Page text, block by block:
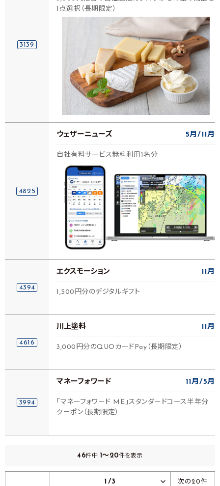
3139
1点選択（長期限定）
4825
ウェザーニューズ 5月 11月
自社有料サービス無料利用1名分
4394
エクスモーション 11月
1,500円分のデジタルギフト
4616
川上塗料 11月
3,000円分のQUOカードPay（長期限定）
3994
マネーフォワード 11月 5月
「マネーフォワード ME」スタンダードコース半年分
クーポン（長期限定）
46件中 1～20件を表示
1/3 次の20件